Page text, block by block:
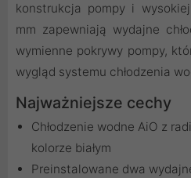
konstrukcja pompy i
mm zapewniają wydajne
wymienne pokrywy pompy,
wygląd systemu chłodzenia
Najważniejsze cechy
Chłodzenie wodne AiO z
kolorze białym
Preinstalowane dwa